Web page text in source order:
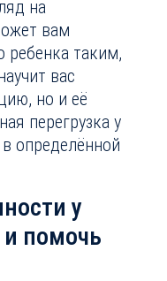
на
вам
ребенка таким,
вас
но и её
перегрузка у
определённой
у
и помочь